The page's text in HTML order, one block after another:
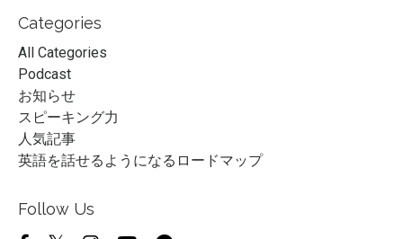
Categories
All Categories
Podcast
お知らせ
スピーキング力
人気記事
英語を話せるようになるロードマップ
Follow Us